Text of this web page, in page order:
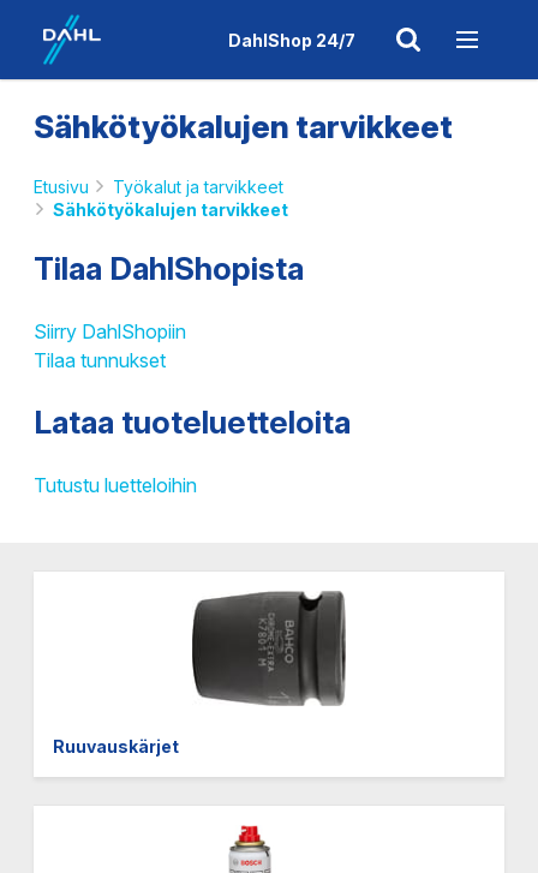
DahlShop 24/7
Sähkötyökalujen tarvikkeet
Etusivu
Työkalut ja tarvikkeet
Sähkötyökalujen tarvikkeet
Tilaa DahlShopista
Siirry DahlShopiin
Tilaa tunnukset
Lataa tuoteluetteloita
Tutustu luetteloihin
Ruuvauskärjet